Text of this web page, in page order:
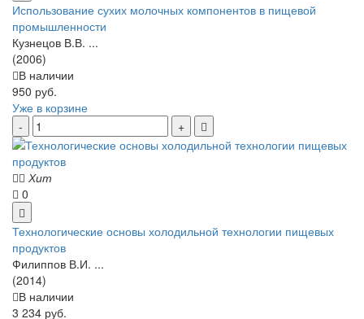
Использование сухих молочных компонентов в пищевой
промышленности
Кузнецов В.В. ...
(2006)
В наличии
950 руб.
Уже в корзине
Хит
0
Технологические основы холодильной технологии пищевых
продуктов
Филиппов В.И. ...
(2014)
В наличии
3 234 руб.